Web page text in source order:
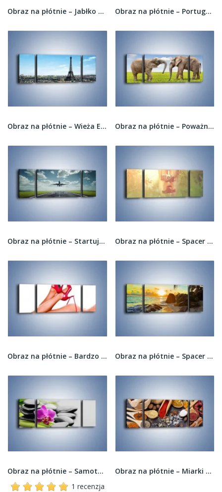
Obraz na płótnie – Jabłko w czekoladzie –... Obraz na płótnie – Portugalia okiem malarza –...
Obraz na płótnie – Wieża Eiffla w Paryżu –... Obraz na płótnie – Poważne rozmowy słoni –...
Obraz na płótnie – Startujący samolot –... Obraz na płótnie – Spacer z aparatem –...
Obraz na płótnie – Bardzo kobiece dodatki –... Obraz na płótnie – Spacer na bezludnej wyspie –...
Obraz na płótnie – Samotny kwiat na bambusowych...
1 recenzja
Obraz na płótnie – Miarki pełne przypraw –...